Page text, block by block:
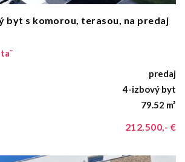
byt s komorou, terasou, na predaj
predaj
4-izbový byt
79.52 m²
212.500,- €